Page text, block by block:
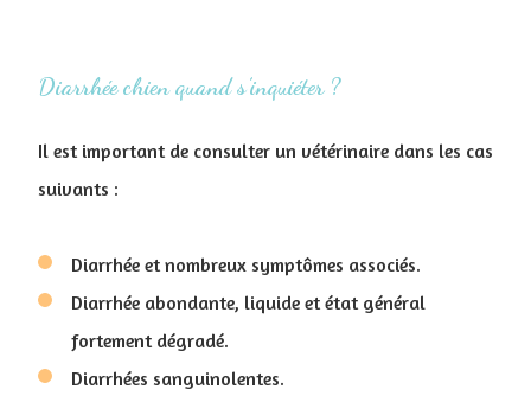
Diarrhée chien quand s’inquiéter ?
Il est important de consulter un vétérinaire dans les cas
suivants :
Diarrhée et nombreux symptômes associés.
Diarrhée abondante, liquide et état général
fortement dégradé.
Diarrhées sanguinolentes.